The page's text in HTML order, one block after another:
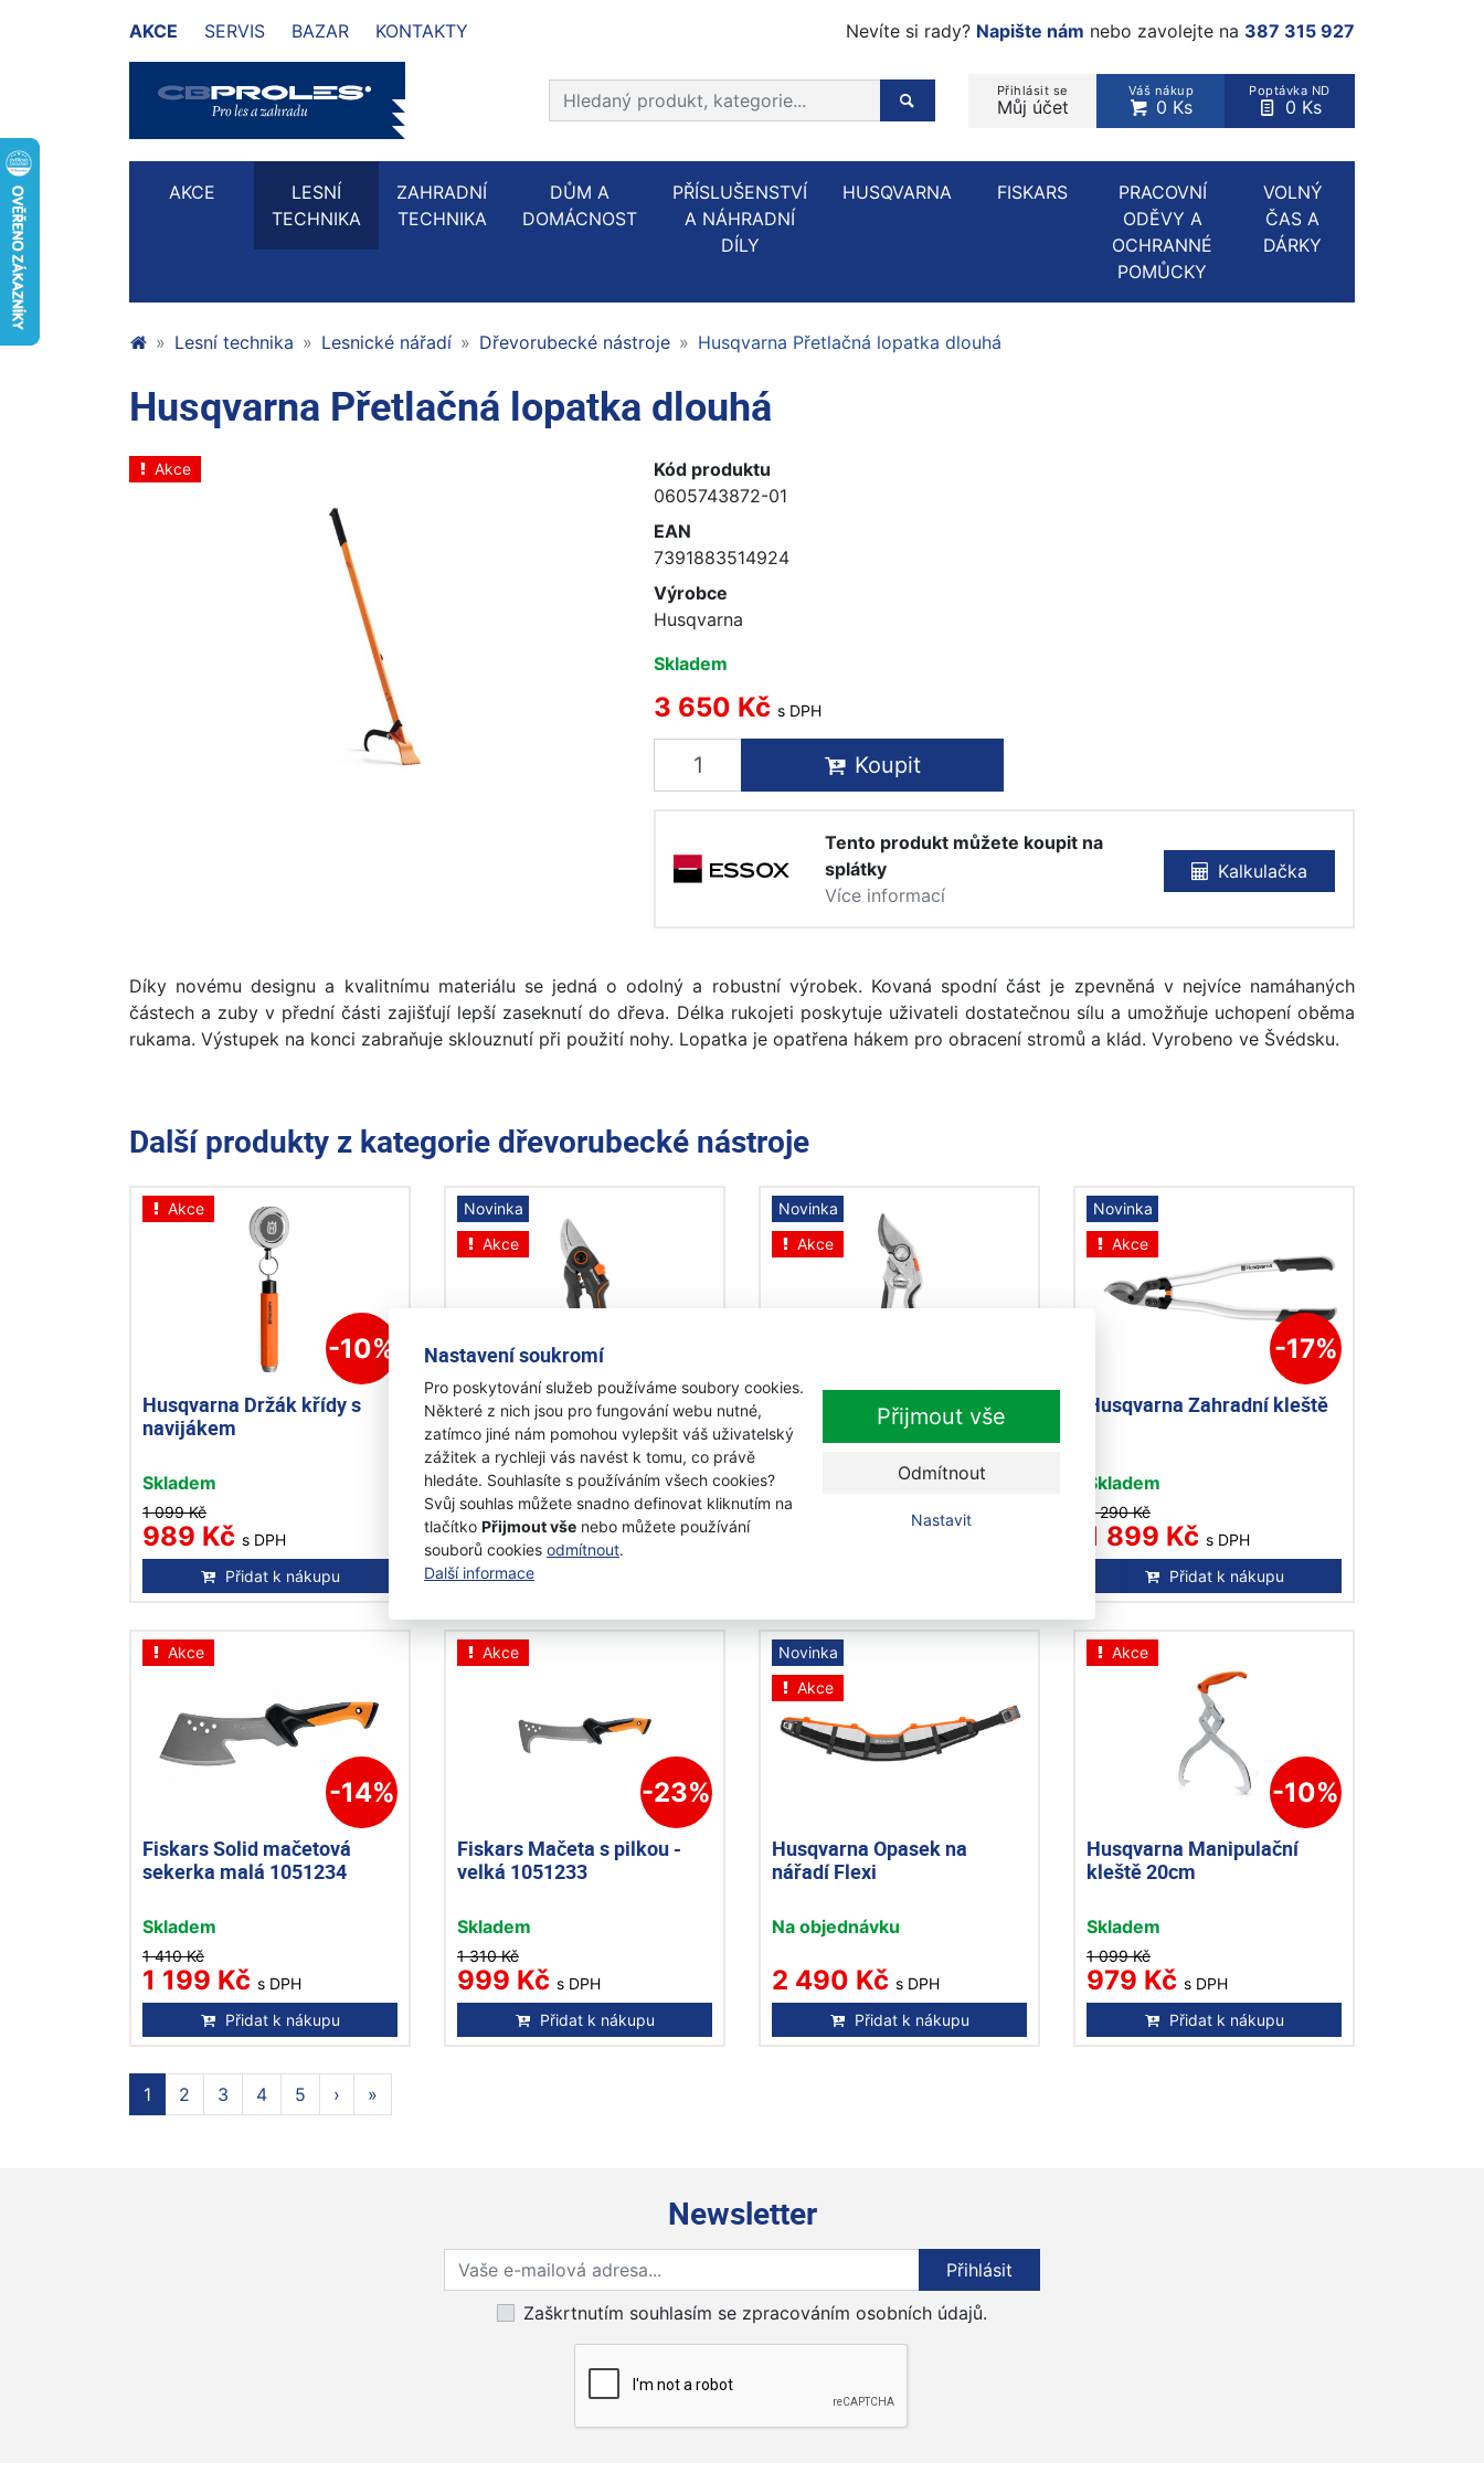
Nastavení soukromí
Pro poskytování služeb používáme soubory cookies.
Některé z nich jsou pro fungování webu nutné,
zatímco jiné nám pomohou vylepšit váš uživatelský
zážitek a rychleji vás navést k tomu, co právě
hledáte. Souhlasíte s používáním všech cookies?
Svůj souhlas můžete snadno definovat kliknutím na
tlačítko Přijmout vše nebo můžete používání
souborů cookies odmítnout.
Další informace
Přijmout vše
Odmítnout
Nastavit
AKCE SERVIS BAZAR KONTAKTY Nevíte si rady? Napište nám nebo zavolejte na 387 315 927
Přihlásit se
Můj účet
Váš nákup
0 Ks
Poptávka ND
0 Ks
Prohledat web
Hledaný produkt, kategorie...
AKCE
LESNÍ
TECHNIKA
ZAHRADNÍ
TECHNIKA
DŮM A
DOMÁCNOST
PŘÍSLUŠENSTVÍ
A NÁHRADNÍ
DÍLY
HUSQVARNA FISKARS
PRACOVNÍ
ODĚVY A
OCHRANNÉ
POMŮCKY
VOLNÝ
ČAS A
DÁRKY
Lesní technika Lesnické nářadí Dřevorubecké nástroje Husqvarna Přetlačná lopatka dlouhá
Husqvarna Přetlačná lopatka dlouhá
Akce
Kód produktu
0605743872-01
EAN
7391883514924
Výrobce
Husqvarna
Skladem
3 650 Kč s DPH
Koupit
Tento produkt můžete koupit na
splátky
Více informací
Kalkulačka
Díky novému designu a kvalitnímu materiálu se jedná o odolný a robustní výrobek. Kovaná spodní část je zpevněná v nejvíce namáhaných
částech a zuby v přední části zajišťují lepší zaseknutí do dřeva. Délka rukojeti poskytuje uživateli dostatečnou sílu a umožňuje uchopení oběma
rukama. Výstupek na konci zabraňuje sklouznutí při použití nohy. Lopatka je opatřena hákem pro obracení stromů a klád. Vyrobeno ve Švédsku.
Další produkty z kategorie dřevorubecké nástroje
Akce
-10%
Husqvarna Držák křídy s
navijákem
Skladem
1 099 Kč
989 Kč s DPH
Přidat k nákupu
Novinka
Akce
Husqvarna Zahradní nůžky
Standard
Skladem
1 049 Kč
890 Kč s DPH
Novinka
Akce
Husqvarna Zahradní nůžky
velké
Skladem
1 549 Kč
Novinka
Akce
-17%
Husqvarna Zahradní kleště
Skladem
2 290 Kč
1 899 Kč s DPH
Přidat k nákupu
Akce
-14%
Fiskars Solid mačetová
sekerka malá 1051234
Skladem
1 410 Kč
1 199 Kč s DPH
Přidat k nákupu
Akce
-23%
Fiskars Mačeta s pilkou -
velká 1051233
Skladem
1 310 Kč
999 Kč s DPH
Přidat k nákupu
Novinka
Akce
Husqvarna Opasek na
nářadí Flexi
Na objednávku
2 490 Kč s DPH
Přidat k nákupu
Akce
-10%
Husqvarna Manipulační
kleště 20cm
Skladem
1 099 Kč
979 Kč s DPH
Přidat k nákupu
1 2 3 4 5 › »
Newsletter
Přihlaste se k odběru novinek
Přihlásit
Zaškrtnutím souhlasím se zpracováním osobních údajů.